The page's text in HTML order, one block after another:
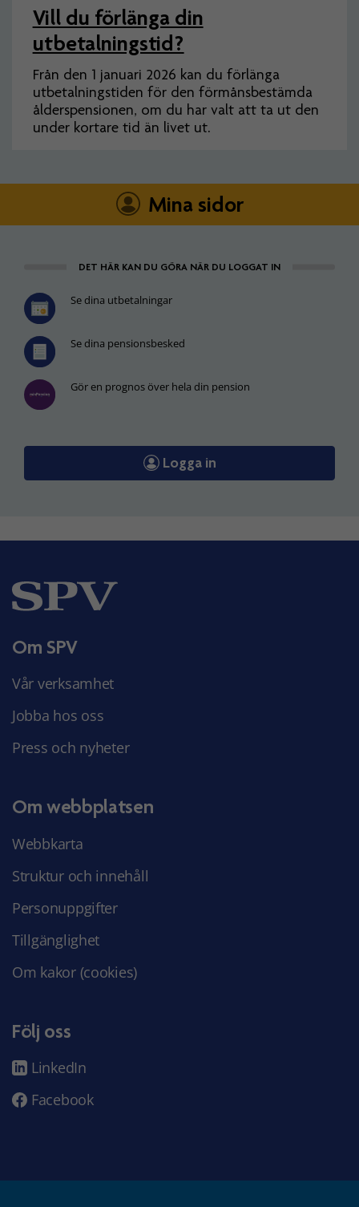
Vill du förlänga din
utbetalningstid?
Från den 1 januari 2026 kan du förlänga
utbetalningstiden för den förmånsbestämda
ålderspensionen, om du har valt att ta ut den
under kortare tid än livet ut.
Mina sidor
DET HÄR KAN DU GÖRA NÄR DU LOGGAT IN
Se dina utbetalningar
Se dina pensionsbesked
Gör en prognos över hela din pension
Logga in
Om SPV
Vår verksamhet
Jobba hos oss
Press och nyheter
Om webbplatsen
Webbkarta
Struktur och innehåll
Personuppgifter
Tillgänglighet
Om kakor (cookies)
Följ oss
LinkedIn
Facebook